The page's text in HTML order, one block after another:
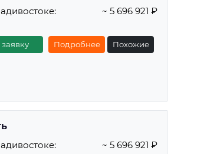
~ 5 696 921 ₽
Подробнее Похожие
~ 5 696 921 ₽